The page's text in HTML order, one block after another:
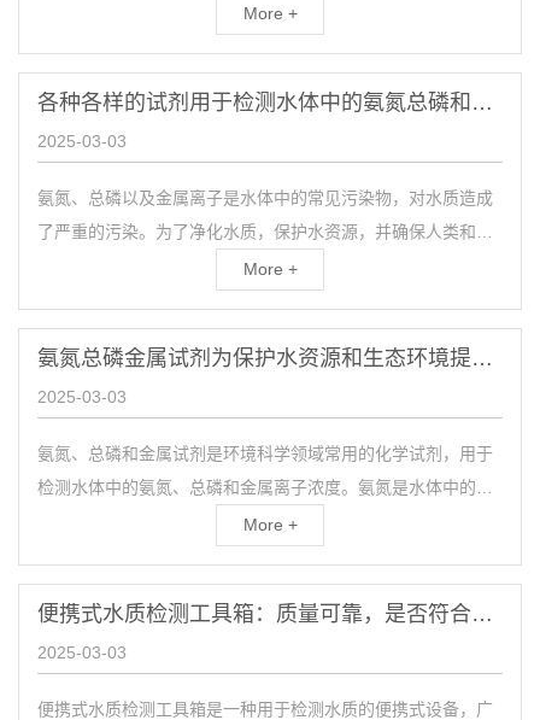
检测方法通常需要耗费大量时间，而快速检测仪则可以在短时
More +
各种各样的试剂用于检测水体中的氨氮总磷和金属含量
2025-03-03
氨氮、总磷以及金属离子是水体中的常见污染物，对水质造成
了严重的污染。为了净化水质，保护水资源，并确保人类和生
态环境的健康，必须对水体中的氨氮、总磷和金属进行监测和
More +
氨氮总磷金属试剂为保护水资源和生态环境提供有力支持
2025-03-03
氨氮、总磷和金属试剂是环境科学领域常用的化学试剂，用于
检测水体中的氨氮、总磷和金属离子浓度。氨氮是水体中的重
要污染物之一，来源于工业废水、农业排放和生活污水，会导
More +
便携式水质检测工具箱：质量可靠，是否符合标准？
2025-03-03
便携式水质检测工具箱是一种用于检测水质的便携式设备，广